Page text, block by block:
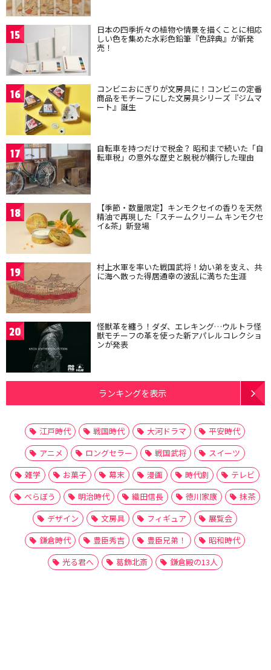
15 日本の四季折々の植物や情景を描くことに相応
しい色を集めた水彩色鉛筆『色辞典』が新発
売！
16 コンビニおにぎりが文房具に！コンビニの定番
商品をモチーフにした文房具シリーズ『ジムマ
ート』誕生
17 自転車を持つだけで税金？ 昭和まで続いた「自
転車税」の意外な歴史と脱税が横行した理由
18 【季節・数量限定】キンモクセイの香りを天然
精油で再現した「スチームクリーム キンモクセ
イ&茶」新登場
19 村上水軍を率いた戦国武将！幼い弟を支え、共
に海へ散った得居通幸の波乱に満ちた生涯
20 怪獣革を纏う！ダダ、エレキング…ウルトラ怪
獣モチーフの革を使った新アパレルコレクショ
ンが発表
ランキングを表示
江戸時代 戦国時代 大河ドラマ
平安時代
アニメ
ロングセラー 戦国武将
スイーツ
雑学
お菓子 幕末 漫画 時代劇
テレビ
べらぼう
明治時代 織田信長 徳川家康
抹茶
デザイン
文房具 フィギュア
展覧会
鎌倉時代
豊臣秀吉 豊臣兄弟！
昭和時代
光る君へ
葛飾北斎 鎌倉殿の13人